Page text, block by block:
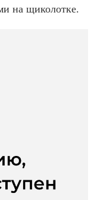
на щиколотке.